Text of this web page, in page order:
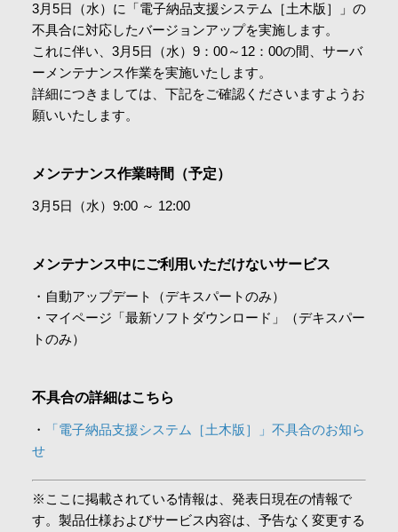
サポート
イベント・セミナー
採用情報
資料請求
サイト内検索
マイページ
3月5日（水）に「電子納品支援システム［土木版］」の
不具合に対応したバージョンアップを実施します。
これに伴い、3月5日（水）9：00～12：00の間、サーバ
ーメンテナンス作業を実施いたします。
詳細につきましては、下記をご確認くださいますようお
願いいたします。
メンテナンス作業時間（予定）
3月5日（水）9:00 ～ 12:00
メンテナンス中にご利用いただけないサービス
・自動アップデート（デキスパートのみ）
・マイページ「最新ソフトダウンロード」（デキスパー
トのみ）
不具合の詳細はこちら
・
「電子納品支援システム［土木版］」不具合のお知ら
せ
※ここに掲載されている情報は、発表日現在の情報で
す。製品仕様およびサービス内容は、予告なく変更する